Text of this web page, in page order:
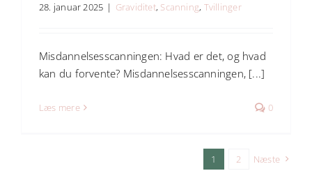
28. januar 2025 | Graviditet, Scanning, Tvillinger
Misdannelsesscanningen: Hvad er det, og hvad
kan du forvente? Misdannelsesscanningen, [...]
Læs mere 0
1 2 Næste